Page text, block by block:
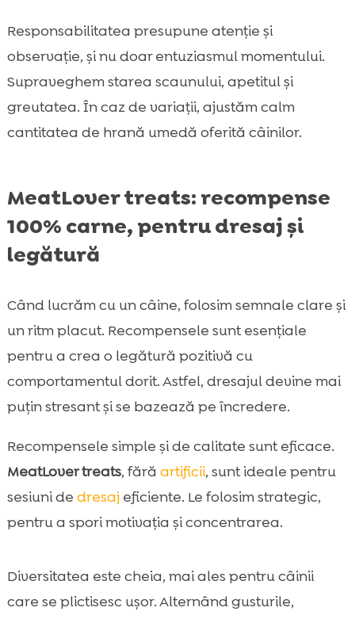
Responsabilitatea presupune atenție și
observație, și nu doar entuziasmul momentului.
Supraveghem starea scaunului, apetitul și
greutatea. În caz de variații, ajustăm calm
cantitatea de hrană umedă oferită câinilor.
MeatLover treats: recompense
100% carne, pentru dresaj și
legătură
Când lucrăm cu un câine, folosim semnale clare și
un ritm placut. Recompensele sunt esențiale
pentru a crea o legătură pozitivă cu
comportamentul dorit. Astfel, dresajul devine mai
puțin stresant și se bazează pe încredere.
Recompensele simple și de calitate sunt eficace.
MeatLover treats, fără artificii, sunt ideale pentru
sesiuni de dresajeficiente. Le folosim strategic,
pentru a spori motivația și concentrarea.
Diversitatea este cheia, mai ales pentru câinii
care se plictisesc ușor. Alternând gusturile,